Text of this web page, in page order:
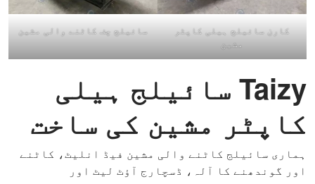
کارن سائیلج ہیلی کاپٹر
مشین
سائیلج چف کاٹنے والی مشین
Taizy سائیلج ہیلی
کاپٹر مشین کی ساخت
ہماری سائیلج کاٹنے والی مشین فیڈ انلیٹ، کاٹنے
اور گوندھنے کا آلہ، ڈسچارج آؤٹ لیٹ اور